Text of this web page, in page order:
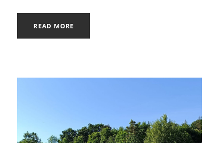
READ MORE